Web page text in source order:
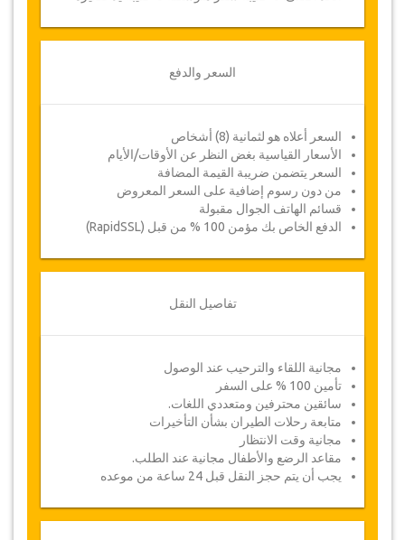
السعر والدفع
السعر أعلاه هو لثمانية (8) أشخاص
الأسعار القياسية بغض النظر عن الأوقات/الأيام
السعر يتضمن ضريبة القيمة المضافة
من دون رسوم إضافية على السعر المعروض
قسائم الهاتف الجوال مقبولة
الدفع الخاص بك مؤمن 100 % من قبل (RapidSSL)
تفاصيل النقل
مجانية اللقاء والترحيب عند الوصول
تأمين 100 % على السفر
سائقين محترفين ومتعددي اللغات.
متابعة رحلات الطيران بشأن التأخيرات
مجانية وقت الانتظار
مقاعد الرضع والأطفال مجانية عند الطلب.
يجب أن يتم حجز النقل قبل 24 ساعة من موعده